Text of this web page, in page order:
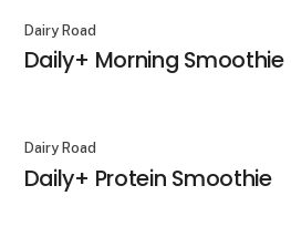
Dairy Road
Daily+ Morning Smoothie
Dairy Road
Daily+ Protein Smoothie